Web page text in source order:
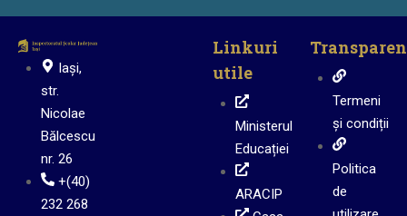
Iași,
str.
Nicolae
Bălcescu
nr. 26
+(40)
232 268
Linkuri
utile
Ministerul
Educației
ARACIP
Termeni
și condiții
Politica
de